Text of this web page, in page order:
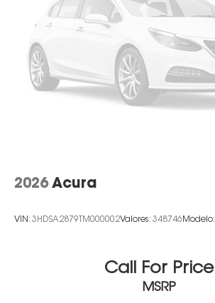
2026 Acura
VIN: 3HDSA2879TM000002Valores: 348746 Modelo:
Call For Price
MSRP